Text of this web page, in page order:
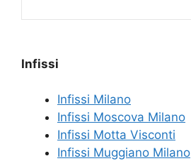
Infissi
Infissi Milano
Infissi Moscova Milano
Infissi Motta Visconti
Infissi Muggiano Milano